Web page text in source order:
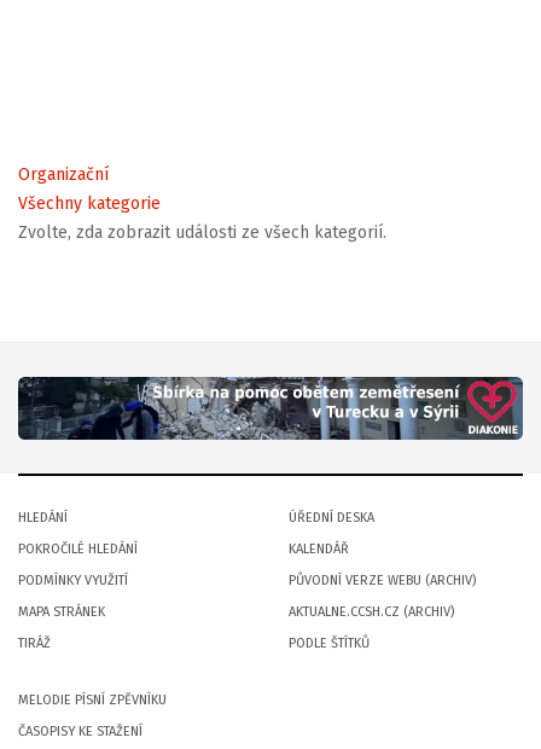
Organizační
Všechny kategorie
Zvolte, zda zobrazit události ze všech kategorií.
HLEDÁNÍ
POKROČILÉ HLEDÁNÍ
PODMÍNKY VYUŽITÍ
MAPA STRÁNEK
TIRÁŽ
ÚŘEDNÍ DESKA
KALENDÁŘ
PŮVODNÍ VERZE WEBU (ARCHIV)
AKTUALNE.CCSH.CZ (ARCHIV)
PODLE ŠTÍTKŮ
MELODIE PÍSNÍ ZPĚVNÍKU
ČASOPISY KE STAŽENÍ